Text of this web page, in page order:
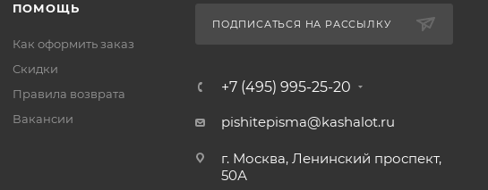
ПОМОЩЬ
Как оформить заказ
Скидки
Правила возврата
Вакансии
ПОДПИСАТЬСЯ НА РАССЫЛКУ
+7 (495) 995-25-20​
pishitepisma@kashalot.ru
г. Москва, Ленинский проспект,
50А​